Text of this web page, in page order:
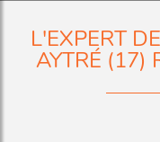
L'EXPERT
AYTRÉ (17)